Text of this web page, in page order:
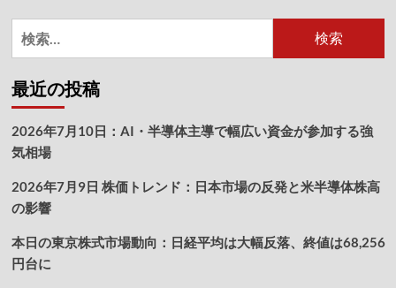
検
索:
最近の投稿
2026年7月10日：AI・半導体主導で幅広い資金が参加する強
気相場
2026年7月9日 株価トレンド：日本市場の反発と米半導体株高
の影響
本日の東京株式市場動向：日経平均は大幅反落、終値は68,256
円台に